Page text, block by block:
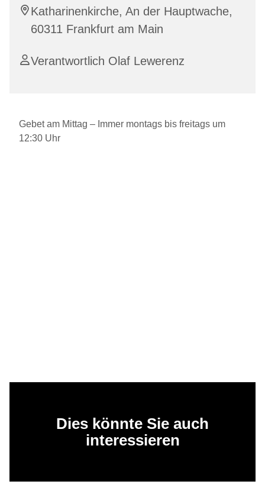
Katharinenkirche, An der Hauptwache,
60311 Frankfurt am Main
Verantwortlich Olaf Lewerenz
Gebet am Mittag – Immer montags bis freitags um
12:30 Uhr
Dies könnte Sie auch
interessieren